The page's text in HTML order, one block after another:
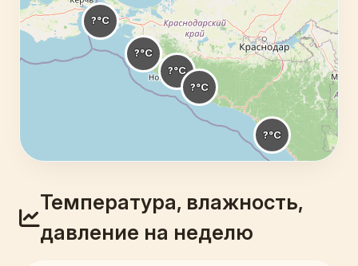
Температура, влажность,
давление на неделю